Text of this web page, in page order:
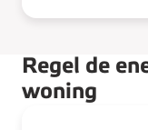
Regel de
woning